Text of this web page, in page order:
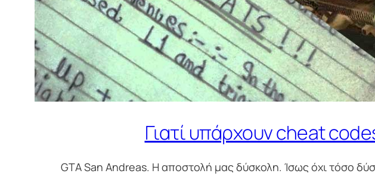
Γιατί υπάρχουν cheat
GTA San Andreas. Η αποστολή μας δύσκολη. Ίσως όχι τόσο